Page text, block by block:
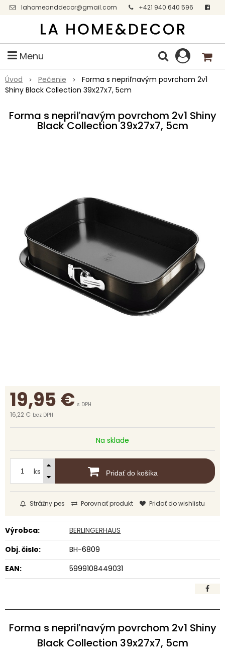
lahomeanddecor@gmail.com
+421 940 640 596
Facebook
Menu
Úvod Pečenie
Forma s nepriľnavým povrchom 2v1
Shiny Black Collection 39x27x7, 5cm
Forma s nepriľnavým povrchom 2v1 Shiny
Black Collection 39x27x7, 5cm
19,95€ s DPH
16,22 € bez DPH
Na sklade
ks Pridať do košíka
Strážny pes Porovnať produkt Pridať do wishlistu
Výrobca:
BERLINGERHAUS
Obj. čislo:
BH-6809
EAN:
5999108449031
Forma s nepriľnavým povrchom 2v1 Shiny
Black Collection 39x27x7, 5cm